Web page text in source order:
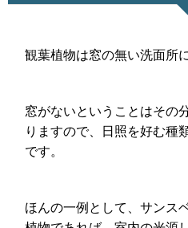
観葉植物は窓の無い洗面所
窓がないということはその
りますので、日照を好む種
です。
ほんの一例として、サンス